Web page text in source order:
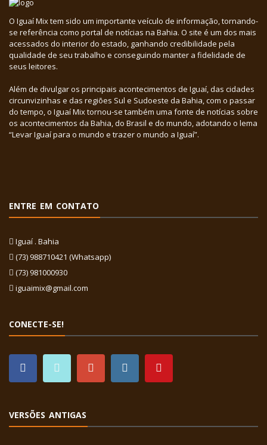
O Iguaí Mix tem sido um importante veículo de informação, tornando-
se referência como portal de notícias na Bahia. O site é um dos mais
acessados do interior do estado, ganhando credibilidade pela
qualidade de seu trabalho e conseguindo manter a fidelidade de
seus leitores.
Além de divulgar os principais acontecimentos de Iguaí, das cidades
circunvizinhas e das regiões Sul e Sudoeste da Bahia, com o passar
do tempo, o Iguaí Mix tornou-se também uma fonte de notícias sobre
os acontecimentos da Bahia, do Brasil e do mundo, adotando o lema
“Levar Iguaí para o mundo e trazer o mundo a Iguaí”.
ENTRE EM CONTATO
Iguaí . Bahia
(73) 988710421 (Whatsapp)
(73) 981000930
iguaimix@gmail.com
CONECTE-SE!
VERSÕES ANTIGAS